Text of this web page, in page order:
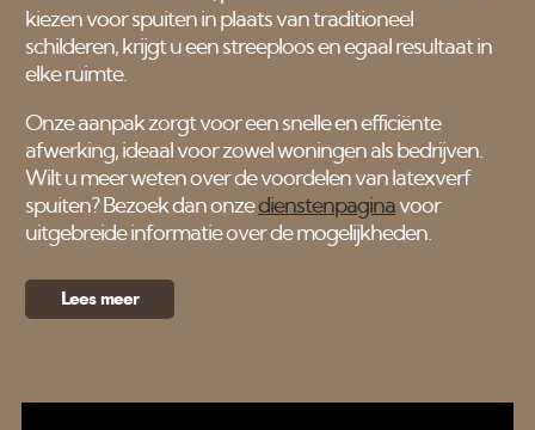
kiezen voor spuiten in plaats van traditioneel
schilderen, krijgt u een streeploos en egaal resultaat in
elke ruimte.
Onze aanpak zorgt voor een snelle en efficiënte
afwerking, ideaal voor zowel woningen als bedrijven.
Wilt u meer weten over de voordelen van latexverf
spuiten? Bezoek dan onzedienstenpagina voor
uitgebreide informatie over de mogelijkheden.
Lees meer